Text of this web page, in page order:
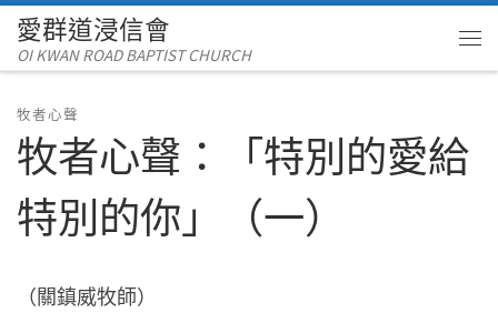
Skip to content
愛群道浸信會
OI KWAN ROAD BAPTIST CHURCH
牧者心聲
牧者心聲：「特別的愛給
特別的你」（一）
（關鎮威牧師）